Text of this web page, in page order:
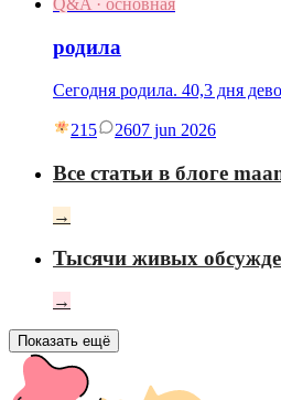
родила
Сегодня родила. 40,3 дня
215 2607 jun 2026
Все статьи в блоге
→
Тысячи живых
→
Показать ещё